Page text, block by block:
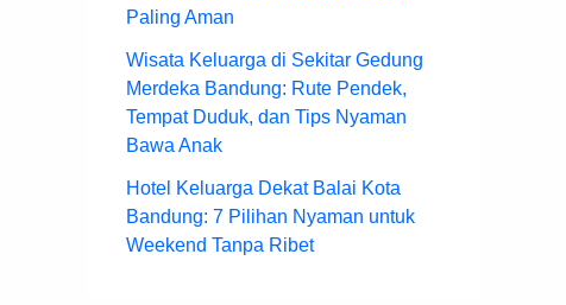
Paling Aman
Wisata Keluarga di Sekitar Gedung
Merdeka Bandung: Rute Pendek,
Tempat Duduk, dan Tips Nyaman
Bawa Anak
Hotel Keluarga Dekat Balai Kota
Bandung: 7 Pilihan Nyaman untuk
Weekend Tanpa Ribet